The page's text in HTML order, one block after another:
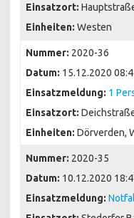
Einsatzort:
Einheiten: Westen
Nummer: 2020-36
Datum: 15.12.2020
Einsatzmeldung: 1
Einsatzort:
Einheiten: Dörverden,
Nummer: 2020-35
Datum: 10.12.2020
Einsatzmeldung: